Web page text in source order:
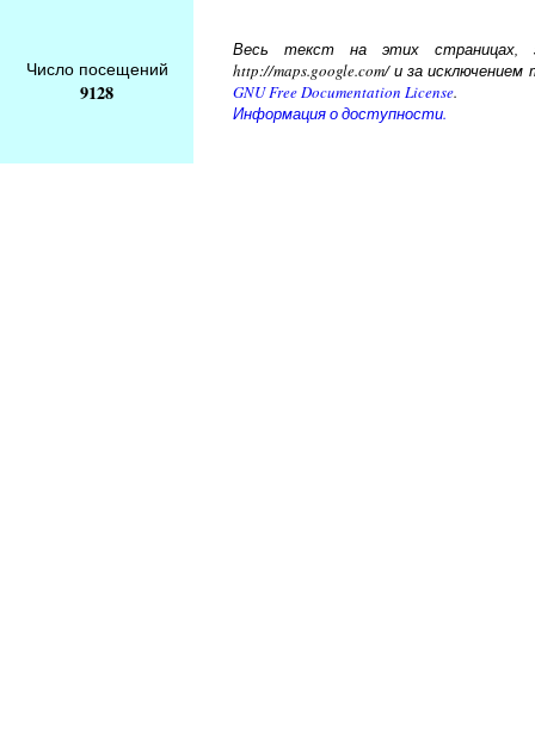
Число посещений
9128
Весь текст на этих страницах,
http://maps.google.com/ и за
GNU Free Documentation License.
Информация о доступности.